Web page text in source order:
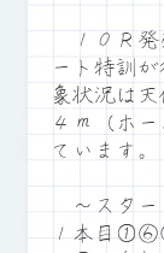
１０Ｒ発
ート特訓
象状況は
４ｍ（ホ
ています。
～スター
１本目